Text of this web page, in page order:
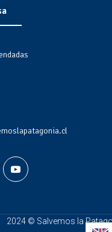
2024 © Salvemos la